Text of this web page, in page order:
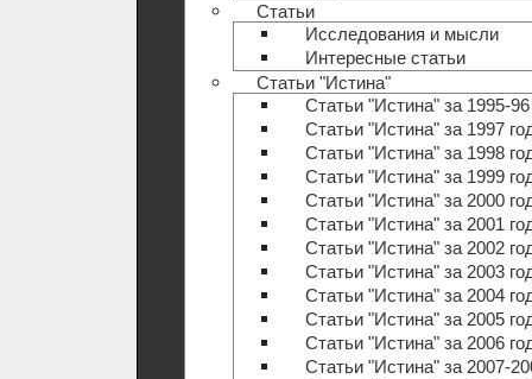
Статьи
Исследования и мысли
Интересные статьи
Статьи "Истина"
Статьи "Истина" за 1995-
Статьи "Истина" за 1997
Статьи "Истина" за 1998
Статьи "Истина" за 1999
Статьи "Истина" за 2000
Статьи "Истина" за 2001
Статьи "Истина" за 2002
Статьи "Истина" за 2003
Статьи "Истина" за 2004
Статьи "Истина" за 2005
Статьи "Истина" за 2006
Статьи "Истина" за 2007-